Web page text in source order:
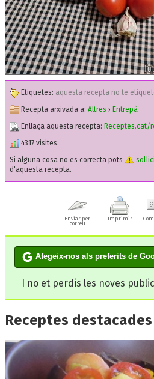
Etiquetes: aquesta recepta no te
Recepta arxivada a: Altres › Entrepà
Enllaça aquesta recepta: Receptes.cat/
4317 visites.
Si alguna cosa no es correcta pots
d'aquesta recepta.
Enviar per
correu
Imprimir
Afegeix-nos als preferits de
I no et perdis les noves
Receptes